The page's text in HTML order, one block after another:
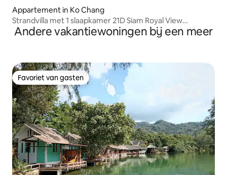
Appartement in Ko Chang
Strandvilla met 1 slaapkamer 21D Siam Royal View
KohChang
Andere vakantiewoningen bij een meer
Favoriet van gasten
Favoriet van gasten